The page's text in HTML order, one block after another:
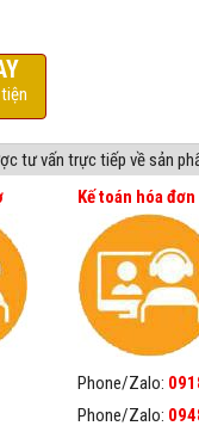
tư vấn trực tiếp về sản
Kế toán hóa đơn
Phone/Zalo:
Phone/Zalo: